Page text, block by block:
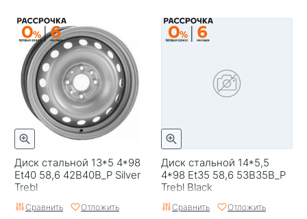
Диск стальной 13*5 4*98
Et40 58,6 42B40B_P Silver
Trebl
Сравнить Отложить
Диск стальной 14*5,5
4*98 Et35 58,6 53B35B_P
Trebl Black
Сравнить Отложить